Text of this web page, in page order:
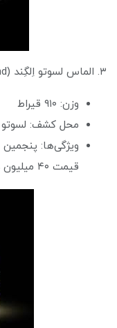
۳. الماس لسوتو اِلگِند (Lesotho Legend)
وزن: ۹۱۰ قیراط
محل کشف: لسوتو
ویژگی‌ها:
قیمت ۴۰ میلیون دلار فروخته شد.